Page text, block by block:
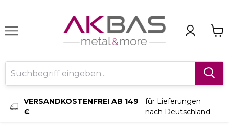
VERSANDKOSTENFREI AB 149
€
für Lieferungen
nach Deutschland